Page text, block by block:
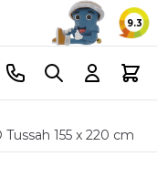
9.3
Telefoonnummer
Search Cart
155 x 220 cm